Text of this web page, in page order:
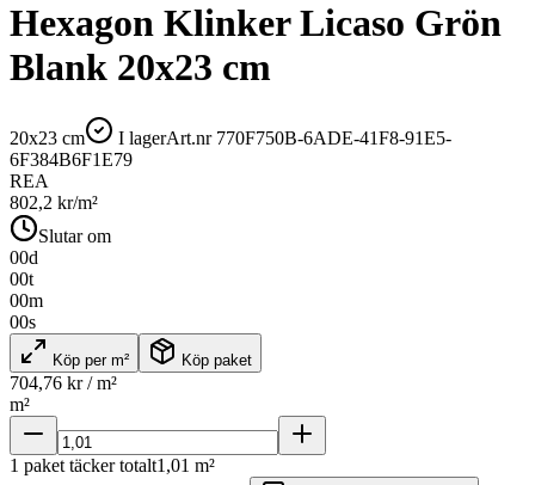
Hexagon Klinker Licaso Grön
Blank 20x23 cm
20x23 cm I lagerArt.nr 770F750B-6ADE-41F8-91E5-
6F384B6F1E79
REA
802,2 kr/m²
Slutar om
00d
00t
00m
00s
Köp per m² Köp paket
704,76 kr / m²
m²
1 paket täcker totalt1,01 m²